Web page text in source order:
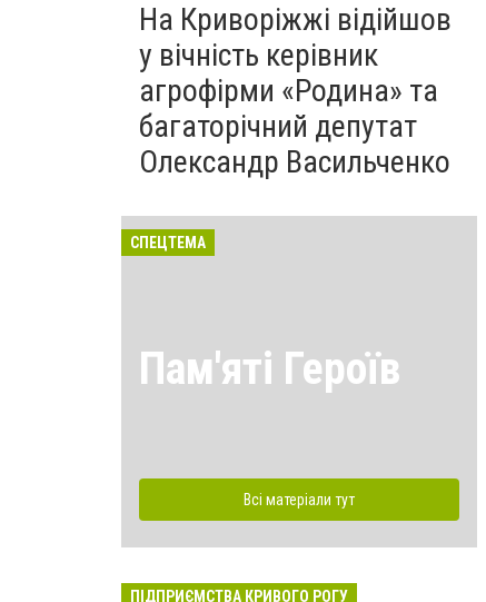
На Криворіжжі відійшов
у вічність керівник
агрофірми «Родина» та
багаторічний депутат
Олександр Васильченко
СПЕЦТЕМА
Пам'яті Героїв
Всі матеріали тут
ПІДПРИЄМСТВА КРИВОГО РОГУ